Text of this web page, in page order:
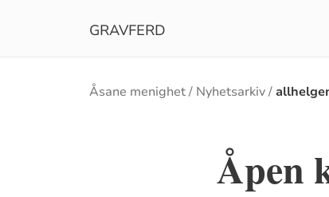
GRAVFERD
Brødsmulesti
Åsane menighet Nyhetsarkiv
Åpen